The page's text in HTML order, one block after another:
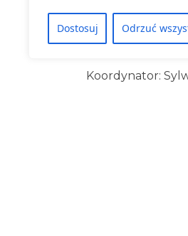
Dostosuj Odrzuć
Link do
Dział
Koordynator: